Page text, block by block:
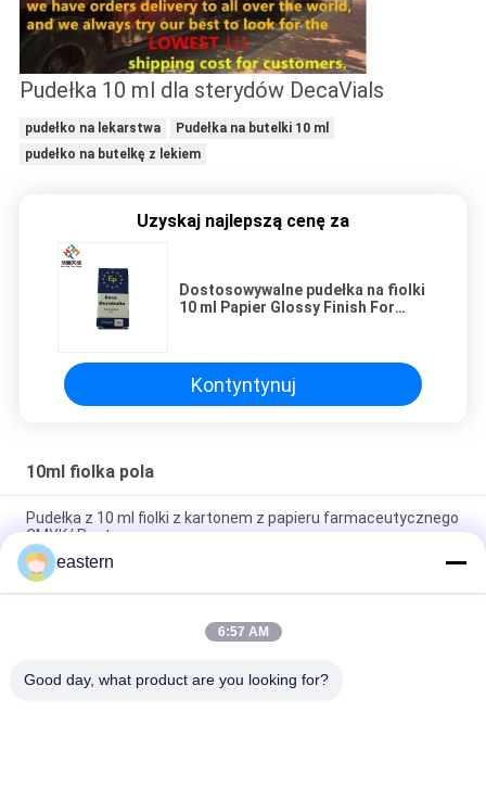
Pudełka 10 ml dla sterydów DecaVials
pudełko na lekarstwa
Pudełka na butelki 10 ml
pudełko na butelkę z lekiem
Uzyskaj najlepszą cenę za
Dostosowywalne pudełka na fiolki
10 ml Papier Glossy Finish For
Kontyntynuj
10ml fiolka pola
Pudełka z 10 ml fiolki z kartonem z papieru farmaceutycznego
CMYK/ Pantone
Dostosowywalne pudełka na fiolki 10 ml Papier Glossy Finish
For Steroid DecaVials
300 g Opakowania papierowe Farmaceutyczne Fiolki Szklane
eastern
6:57 AM
Good day, what product are you looking for?